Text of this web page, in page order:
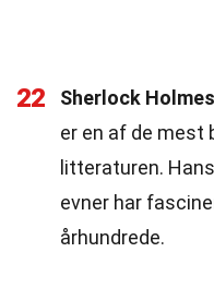
22 Sherlock Holmes
er en af de mest
litteraturen.
evner har
århundrede.